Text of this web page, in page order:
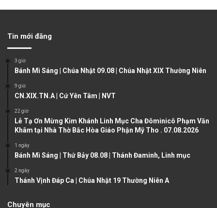
u
p
g
g
Tin mới đăng
3 giờ
Bánh Mì Sáng | Chúa Nhật 09.08 | Chúa Nhật XIX Thường Niên
9 giờ
CN.XIX.TN.A | Cứ Yên Tâm | NVT
22 giờ
Lễ Tạ Ơn Mừng Kim Khánh Linh Mục Cha Đôminicô Phạm Văn
Khâm tại Nhà Thờ Bắc Hòa Giáo Phận Mỹ Tho . 07.08.2026
1 ngày
Bánh Mì Sáng | Thứ Bảy 08.08 | Thánh Đaminh, Linh mục
2 ngày
Thánh Vịnh Đáp Ca | Chúa Nhật 19 Thường Niên A
Chuyên mục